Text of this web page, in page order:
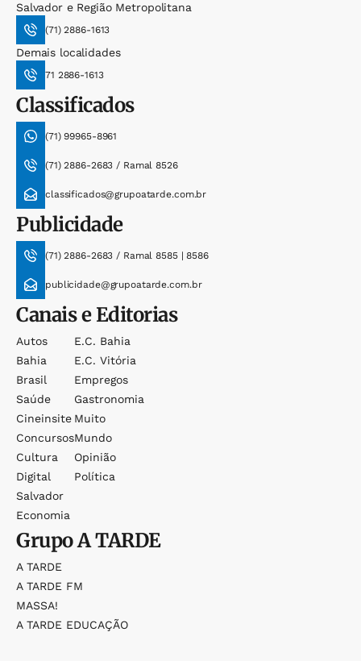
Salvador e Região Metropolitana
(71) 2886-1613
Demais localidades
71 2886-1613
Classificados
(71) 99965-8961
(71) 2886-2683 / Ramal 8526
classificados@grupoatarde.com.br
Publicidade
(71) 2886-2683 / Ramal 8585 | 8586
publicidade@grupoatarde.com.br
Canais e Editorias
Autos
Bahia
Brasil
Saúde
Cineinsite
Concursos
Cultura
Digital
Salvador
Economia
E.c. Bahia
E.c. Vitória
Empregos
Gastronomia
Muito
Mundo
Opinião
Política
GrupoA TARDE
A TARDE
A TARDE FM
MASSA!
A TARDE EDUCAÇÃO